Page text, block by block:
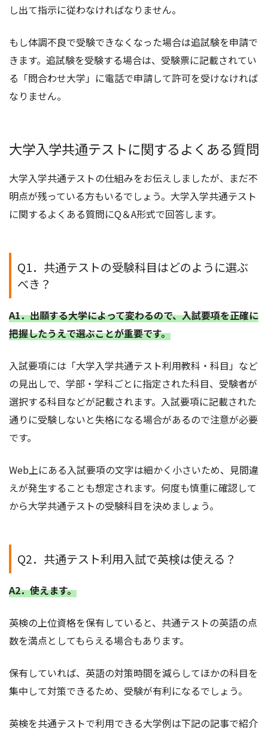
し出て指示に従わなければなりません。
もし体調不良で受験できなくなった場合は追試験を申請で
きます。追試験を受験する場合は、受験票に記載されてい
る「問合わせ大学」に電話で申請して許可を受けなければ
なりません。
大学入学共通テストに関するよくある質問
大学入学共通テストの仕組みをお伝えしましたが、まだ不
明点が残っている方もいるでしょう。大学入学共通テスト
に関するよくある質問にQ＆A形式で回答します。
Q1．共通テストの受験科目はどのように選ぶ
べき？
A1．出願する大学によって変わるので、入試要項を正確に
把握したうえで選ぶことが重要です。
入試要項には「大学入学共通テスト利用教科・科目」など
の見出しで、学部・学科ごとに指定された科目、受験者が
選択する科目などが記載されます。入試要項に記載された
通りに受験しないと失格になる場合があるので注意が必要
です。
Web上にある入試要項の文字は細かく小さいため、見間違
えが発生することも想定されます。何度も慎重に確認して
から大学共通テストの受験科目を決めましょう。
Q2．共通テスト利用入試で英検は使える？
A2．使えます。
英検の上位資格を保有していると、共通テストの英語の点
数を満点としてもらえる場合もあります。
保有していれば、英語の対策時間を減らしてほかの科目を
集中して対策できるため、受験が有利になるでしょう。
英検を共通テストで利用できる大学例は下記の記事で紹介